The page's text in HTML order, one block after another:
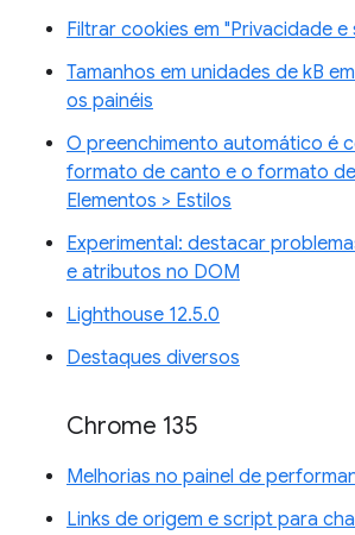
Filtrar cookies em "Privacidade e
Tamanhos em unidades de kB
os painéis
O preenchimento automático é
formato de canto e o formato
Elementos > Estilos
Experimental: destacar
e atributos no DOM
Lighthouse 12.5.0
Destaques diversos
Chrome 135
Melhorias no painel de
Links de origem e script para